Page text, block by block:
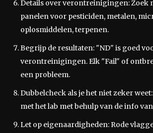
Details over verontreinigingen: Zoek
panelen voor pesticiden, metalen,
oplosmiddelen, terpenen.
Begrijp de resultaten: "ND" is goed
verontreinigingen. Elk "Fail" of
een probleem.
Dubbelcheck als je het niet zeker
met het lab met behulp van de info
Let op eigenaardigheden: Rode